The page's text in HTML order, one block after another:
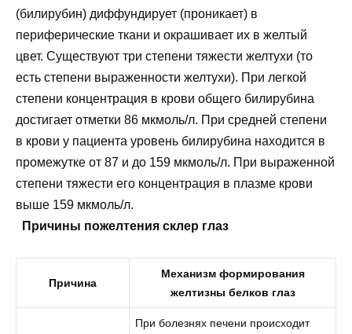
(билирубин) диффундирует (проникает) в
периферические ткани и окрашивает их в желтый
цвет. Существуют три степени тяжести желтухи (то
есть степени выраженности желтухи). При легкой
степени концентрация в крови общего билирубина
достигает отметки 86 мкмоль/л. При средней степени
в крови у пациента уровень билирубина находится в
промежутке от 87 и до 159 мкмоль/л. При выраженной
степени тяжести его концентрация в плазме крови
выше 159 мкмоль/л.
Причины пожелтения склер глаз
Причина
Механизм формирования
желтизны белков глаз
При болезнях печени происходит